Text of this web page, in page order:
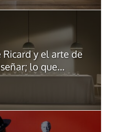
Ricard y el arte de
lo que...